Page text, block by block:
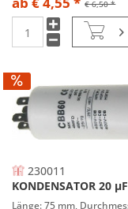
€ 6,50 *
230011
KONDENSATOR 20
Länge: 75 mm,